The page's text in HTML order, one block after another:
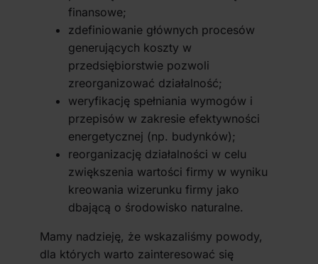
finansowe;
zdefiniowanie głównych procesów
generujących koszty w
przedsiębiorstwie pozwoli
zreorganizować działalność;
weryfikację spełniania wymogów i
przepisów w zakresie efektywności
energetycznej (np. budynków);
reorganizację działalności w celu
zwiększenia wartości firmy w wyniku
kreowania wizerunku firmy jako
dbającą o środowisko naturalne.
Mamy nadzieję, że wskazaliśmy powody,
dla których warto zainteresować się